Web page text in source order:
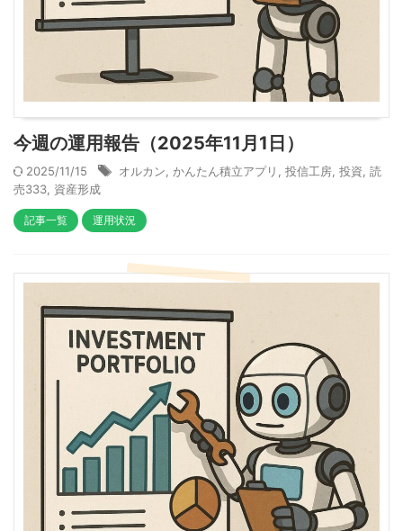
今週の運用報告（2025年11月1日）
2025/11/15 オルカン かんたん積立アプリ 投信工房 投資 読
売333 資産形成
記事一覧 運用状況